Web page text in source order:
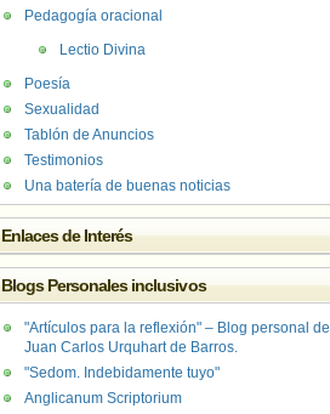
Pedagogía oracional
Lectio Divina
Poesía
Sexualidad
Tablón de Anuncios
Testimonios
Una batería de buenas noticias
Enlaces de Interés
Blogs Personales inclusivos
"Artículos para la reflexión" – Blog personal de
Juan Carlos Urquhart de Barros.
"Sedom. Indebidamente tuyo"
Anglicanum Scriptorium